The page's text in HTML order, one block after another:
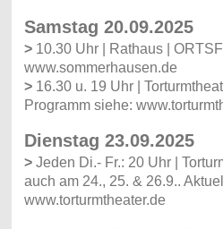
Samstag 20.09.2025
> 10.30 Uhr | Rathaus |
www.sommerhausen.de
> 16.30 u. 19 Uhr |
Programm siehe:
Dienstag 23.09.2025
> Jeden Di.- Fr.: 20 Uhr |
auch am 24., 25. & 26.9..
www.torturmtheater.de